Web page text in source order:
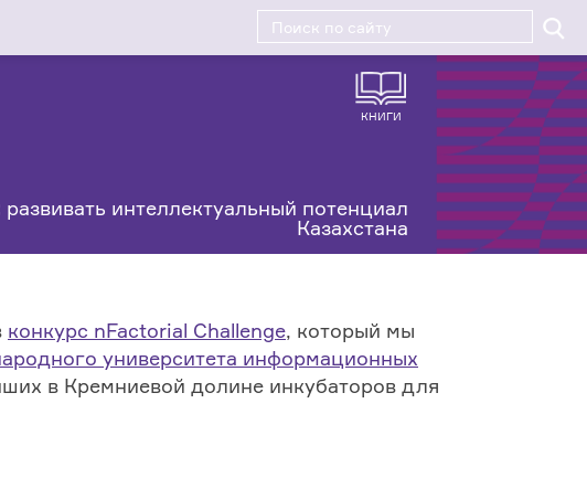
КНИГИ
развивать интеллектуальный потенциал
Казахстана
конкурс nFactorial Challenge, который мы
университета информационных
в Кремниевой долине инкубаторов для